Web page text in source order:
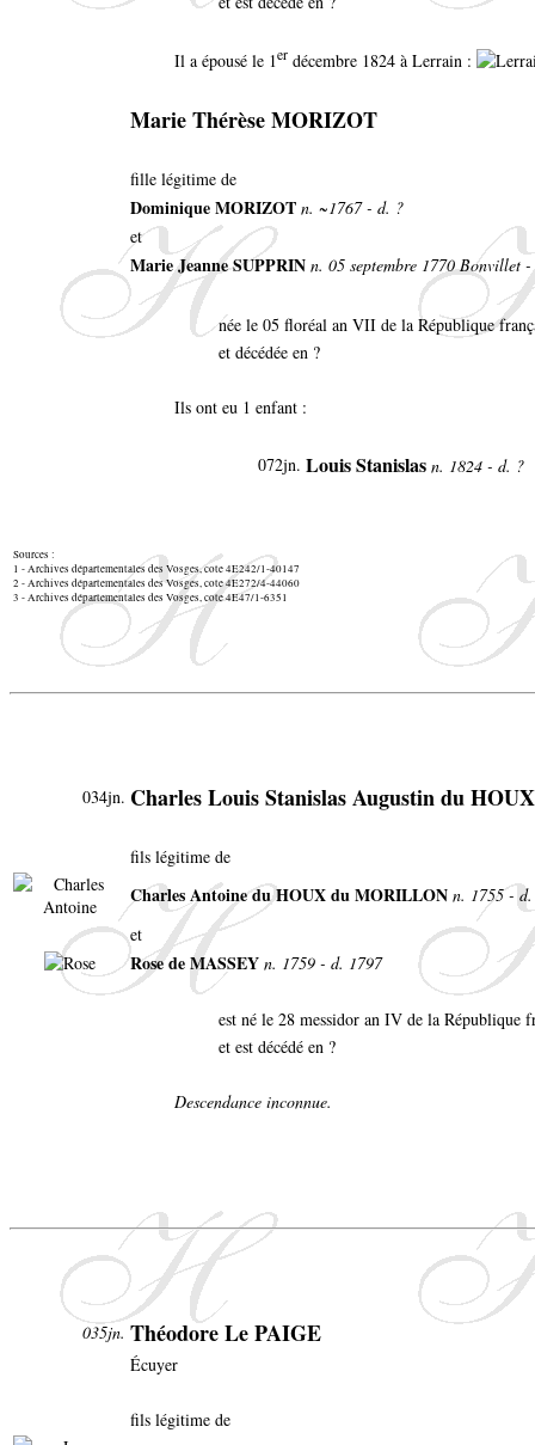
Il a épousé le 1er décembre 1824 à Lerrain :
Marie Thérèse MORIZOT
fille légitime de
Dominique MORIZOT n. ~1767 - d. ?
et
Marie Jeanne SUPPRIN n. 05 septembre 1770 Bonvillet
née le 05 floréal an VII de la République
et décédée en ?
Ils ont eu 1 enfant :
072jn. Louis Stanislas n. 1824 - d. ?
Sources :
1 - Archives départementales des Vosges, cote 4E242/1-40147
2 - Archives départementales des Vosges, cote 4E272/4-44060
3 - Archives départementales des Vosges, cote 4E47/1-6351
034jn. Charles Louis Stanislas Augustin du
fils légitime de
Charles Antoine du HOUX du MORILLON n. 1755 -
et
Rose de MASSEY n. 1759 - d. 1797
est né le 28 messidor an IV de la
et est décédé en ?
Descendance inconnue.
035jn. Théodore Le PAIGE
Écuyer
fils légitime de